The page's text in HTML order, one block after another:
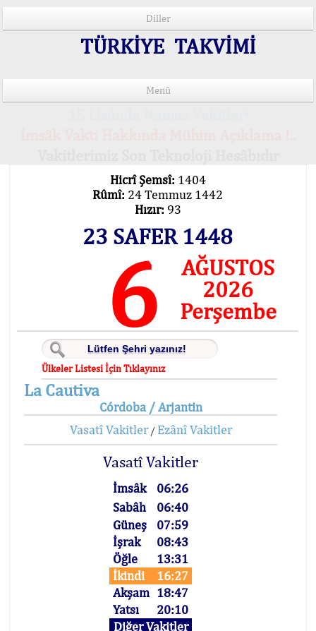
Diller
TÜRKİYE TAKVİMİ
Menü
Hicrî Şemsî: 1404
Rûmî: 24 Temmuz 1442
Hızır: 93
23 SAFER 1448
6
AĞUSTOS
2026
Perşembe
Ülkeler Listesi İçin Tıklayınız
La Cautiva
Córdoba / Arjantin
Vasatî Vakitler/ Ezânî Vakitler
Vasatî Vakitler
İmsâk
06:26
Sabâh
06:40
Güneş
07:59
İşrak
08:43
Öğle
13:31
İkindi
16:27
Akşam 18:47
Yatsı
20:10
Diğer Vakitler